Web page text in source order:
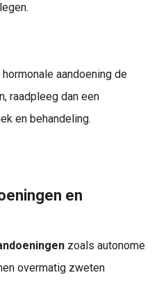
aandoening de
raadpleeg dan een
en behandeling.
en
zoals autonome
overmatig zweten